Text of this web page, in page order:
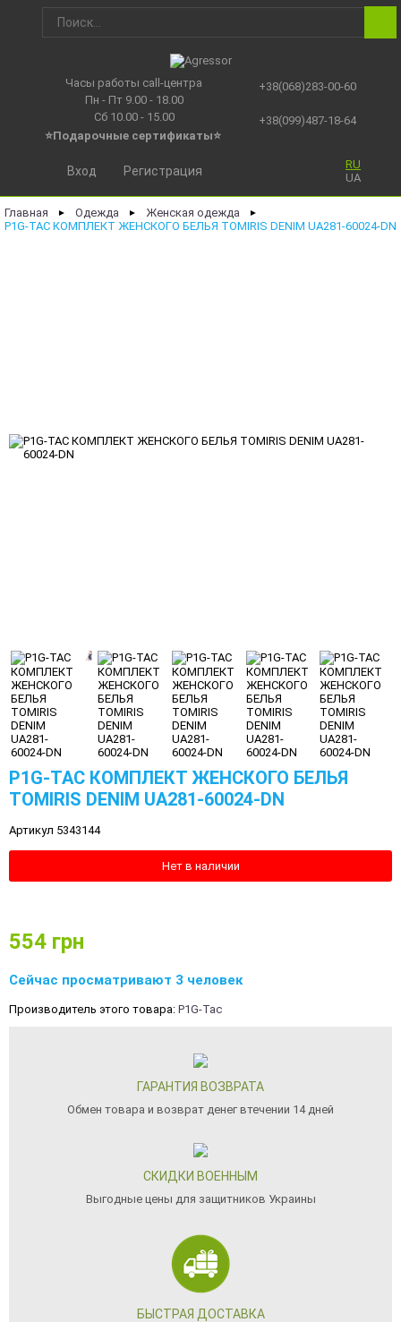
Часы работы call-центра
Пн - Пт 9.00 - 18.00
Сб 10.00 - 15.00
⭐Подарочные сертификаты⭐
+38(068)283-00-60
+38(099)487-18-64
RU
UA
Вход Регистрация
Главная ► Одежда ► Женская одежда ►
P1G-TAC КОМПЛЕКТ ЖЕНСКОГО БЕЛЬЯ TOMIRIS DENIM UA281-60024-DN
P1G-TAC КОМПЛЕКТ ЖЕНСКОГО БЕЛЬЯ
TOMIRIS DENIM UA281-60024-DN
Артикул 5343144
Нет в наличии
554 грн
Сейчас просматривают 3 человек
Производитель этого товара: P1G-Tac
ГАРАНТИЯ ВОЗВРАТА
Обмен товара и возврат денег втечении 14 дней
СКИДКИ ВОЕННЫМ
Выгодные цены для защитников Украины
БЫСТРАЯ ДОСТАВКА